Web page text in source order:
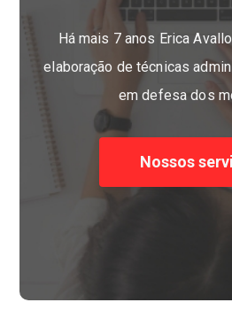
Há mais 7 anos Erica
elaboração de técnicas
em defesa dos
Nossos